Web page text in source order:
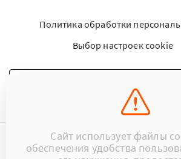
Политика обработки
Выбор настроек cookie
НАПИСАТЬ ПИСЬМО
©2015 - 2026 Kartoteka.by Все
Сайт использует файлы
обеспечения удобства